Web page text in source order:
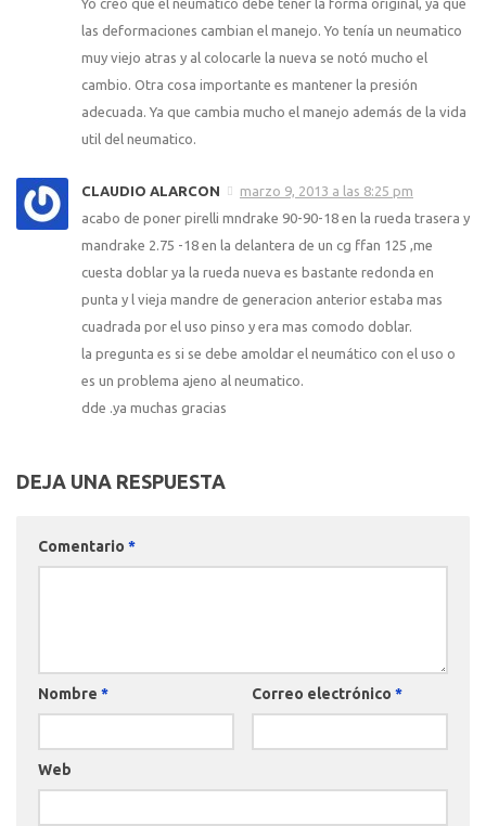
Yo creo que el neumatico debe tener la forma original, ya que
las deformaciones cambian el manejo. Yo tenía un neumatico
muy viejo atras y al colocarle la nueva se notó mucho el
cambio. Otra cosa importante es mantener la presión
adecuada. Ya que cambia mucho el manejo además de la vida
util del neumatico.
CLAUDIO ALARCON
marzo 9, 2013 a las 8:25 pm
acabo de poner pirelli mndrake 90-90-18 en la rueda trasera y
mandrake 2.75 -18 en la delantera de un cg ffan 125 ,me
cuesta doblar ya la rueda nueva es bastante redonda en
punta y l vieja mandre de generacion anterior estaba mas
cuadrada por el uso pinso y era mas comodo doblar.
la pregunta es si se debe amoldar el neumático con el uso o
es un problema ajeno al neumatico.
dde .ya muchas gracias
DEJA UNA RESPUESTA
Comentario *
Nombre * Correo electrónico *
Web